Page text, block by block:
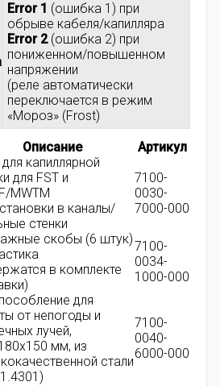
Error 1 (ошибка 1) при
обрыве кабеля/капилляра
Error 2(ошибка 2) при
пониженном/повышенном
напряжении
(реле автоматически
переключается в режим
«Мороз» (Frost)
Описание Артикул
капиллярной
для FST и
MWTM
в каналы/
стенки
7100-
0030-
7000-000
скобы (6 штук)
в комплекте
7100-
0034-
1000-000
для
от непогоды и
лучей,
мм, из
стали
7100-
0040-
6000-000